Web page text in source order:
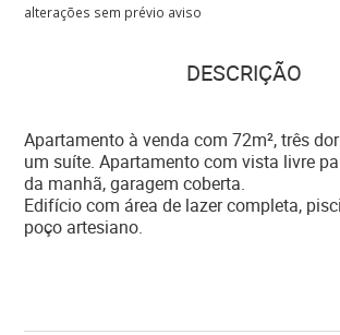
alterações sem prévio aviso
DESCRIÇÃO
Apartamento à venda com 72m², três
um suíte. Apartamento com vista livre
da manhã, garagem coberta.
Edifício com área de lazer completa,
poço artesiano.